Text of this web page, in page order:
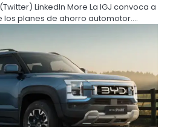
LinkedIn More La IGJ convoca a
los planes de ahorro automotor.…